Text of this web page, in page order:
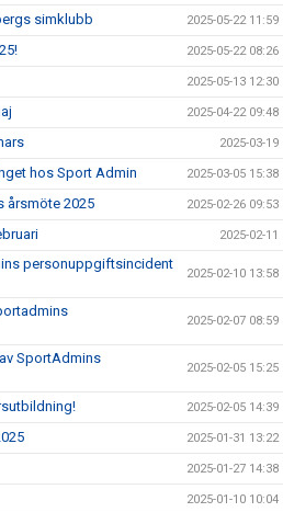
simklubb 2025-05-22 11:59
2025-05-22 08:26
2025-05-13 12:30
2025-04-22 09:48
2025-03-19
hos Sport Admin 2025-03-05 15:38
årsmöte 2025 2025-02-26 09:53
2025-02-11
personuppgiftsincident
2025-02-10 13:58
2025-02-07 08:59
SportAdmins
2025-02-05 15:25
2025-02-05 14:39
2025-01-31 13:22
2025-01-27 14:38
2025-01-10 10:04